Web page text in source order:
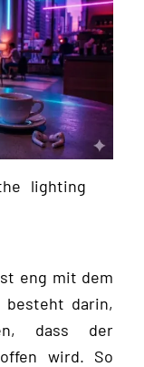
lighting
eng mit dem
besteht darin,
dass der
wird. So